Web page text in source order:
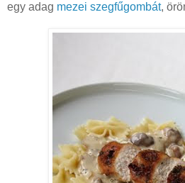
egy adag mezei szegfűgombát,